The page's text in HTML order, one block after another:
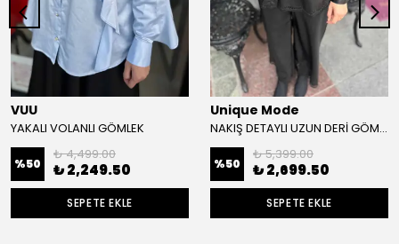
VUU
YAKALI VOLANLI GÖMLEK
%50
₺ 4,499.00
₺ 2,249.50
SEPETE EKLE
Unique Mode
NAKIŞ DETAYLI UZUN DERİ GÖMLEK
%50
₺ 5,399.00
₺ 2,699.50
SEPETE EKLE